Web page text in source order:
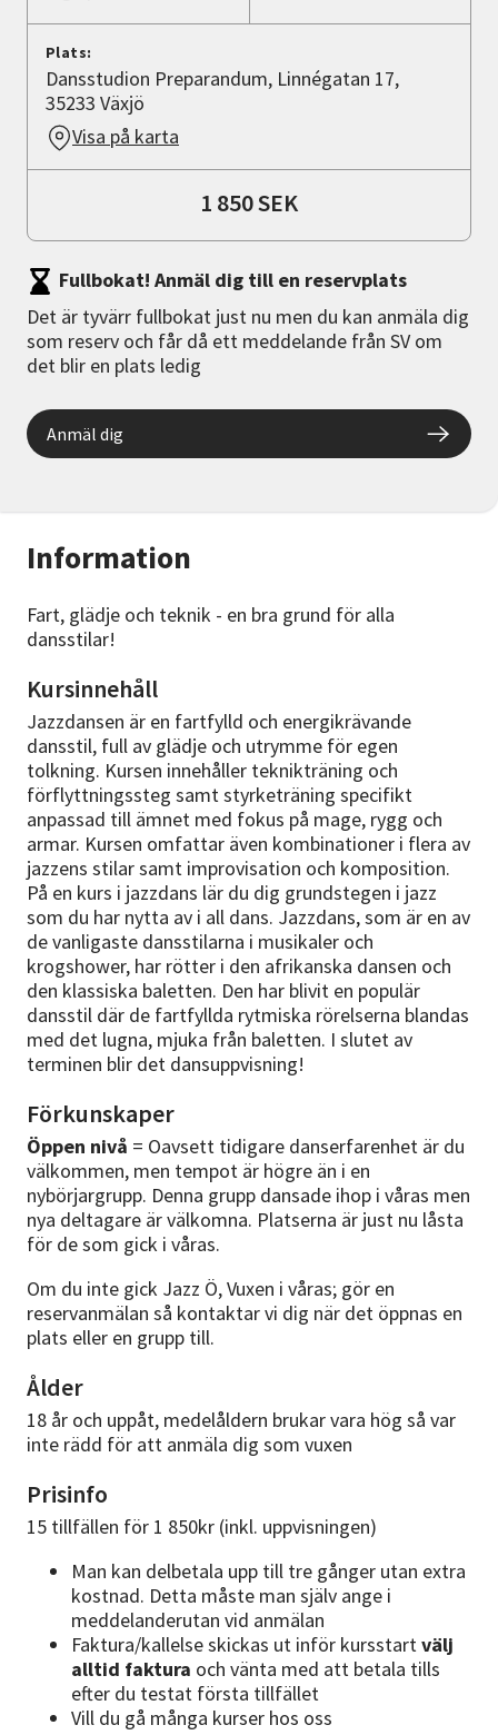
Information
Fart, glädje och teknik - en bra grund för alla
dansstilar!
Kursinnehåll
Jazzdansen är en fartfylld och energikrävande
dansstil, full av glädje och utrymme för egen
tolkning. Kursen innehåller teknikträning och
förflyttningssteg samt styrketräning specifikt
anpassad till ämnet med fokus på mage, rygg och
armar. Kursen omfattar även kombinationer i flera av
jazzens stilar samt improvisation och komposition.
På en kurs i jazzdans lär du dig grundstegen i jazz
som du har nytta av i all dans. Jazzdans, som är en av
de vanligaste dansstilarna i musikaler och
krogshower, har rötter i den afrikanska dansen och
den klassiska baletten. Den har blivit en populär
dansstil där de fartfyllda rytmiska rörelserna blandas
med det lugna, mjuka från baletten. I slutet av
terminen blir det dansuppvisning!
Förkunskaper
Öppen nivå = Oavsett tidigare danserfarenhet är du
välkommen, men tempot är högre än i en
nybörjargrupp. Denna grupp dansade ihop i våras men
nya deltagare är välkomna. Platserna är just nu låsta
för de som gick i våras.
Om du inte gick Jazz Ö, Vuxen i våras; gör en
reservanmälan så kontaktar vi dig när det öppnas en
plats eller en grupp till.
Ålder
18 år och uppåt, medelåldern brukar vara hög så var
inte rädd för att anmäla dig som vuxen
Prisinfo
15 tillfällen för 1 850kr (inkl. uppvisningen)
Man kan delbetala upp till tre gånger utan extra
kostnad. Detta måste man själv ange i
meddelanderutan vid anmälan
Faktura/kallelse skickas ut inför kursstartvälj
alltid faktura och vänta med att betala tills
efter du testat första tillfället
Vill du gå många kurser hos oss
Plats:
Dansstudion Preparandum, Linnégatan 17,
35233 Växjö
Visa på karta
1 850 SEK
Fullbokat! Anmäl dig till en reservplats
Det är tyvärr fullbokat just nu men du kan anmäla dig
som reserv och får då ett meddelande från SV om
det blir en plats ledig
Anmäl dig